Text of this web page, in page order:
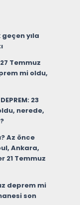
yıla
Temmuz
mi oldu,
23
nerede,
Az önce
Ankara,
21 Temmuz
deprem mi
son